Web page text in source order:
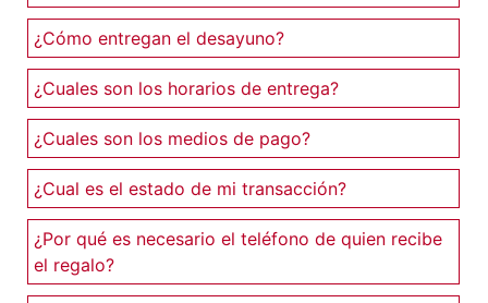
¿Cómo entregan el desayuno?
¿Cuales son los horarios de entrega?
¿Cuales son los medios de pago?
¿Cual es el estado de mi transacción?
¿Por qué es necesario el teléfono de quien recibe
el regalo?